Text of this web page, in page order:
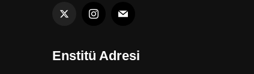
Enstitü Adresi